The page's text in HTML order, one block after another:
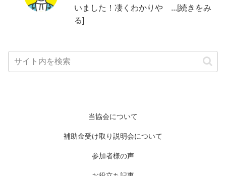
いました！凄くわかりや ...[続きをみ
る]
当協会について
補助金受け取り説明会について
参加者様の声